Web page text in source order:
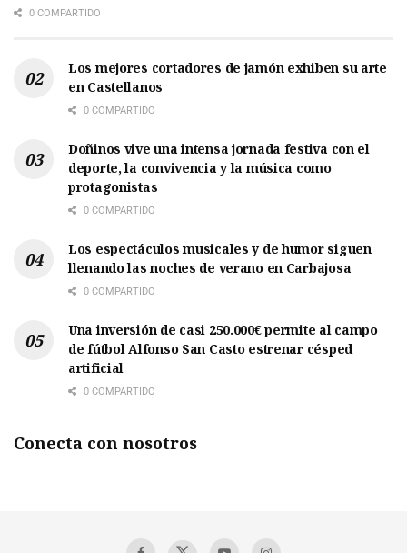
0 COMPARTIDO
Los mejores cortadores de jamón exhiben su arte
en Castellanos
0 COMPARTIDO
Doñinos vive una intensa jornada festiva con el
deporte, la convivencia y la música como
protagonistas
0 COMPARTIDO
Los espectáculos musicales y de humor siguen
llenando las noches de verano en Carbajosa
0 COMPARTIDO
Una inversión de casi 250.000€ permite al campo
de fútbol Alfonso San Casto estrenar césped
artificial
0 COMPARTIDO
Conecta con nosotros